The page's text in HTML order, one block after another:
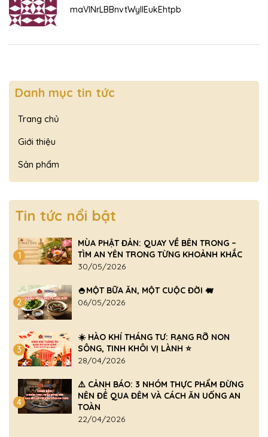
maVlNrLBBnvtWyIIEukEhtpb
Danh mục tin tức
Trang chủ
Giới thiệu
Sản phẩm
Tin tức nổi bật
1
MÙA PHẬT ĐẢN: QUAY VỀ BÊN TRONG –
TÌM AN YÊN TRONG TỪNG KHOẢNH KHẮC
30/05/2026
2
🍚MỘT BỮA ĂN, MỘT CUỘC ĐỜI 🐖
06/05/2026
3
☀️ HÀO KHÍ THÁNG TƯ: RẠNG RỠ NON
SÔNG, TINH KHÔI VỊ LÀNH ⭐
28/04/2026
4
⚠️ CẢNH BÁO: 3 NHÓM THỰC PHẨM ĐỪNG
NÊN ĐỂ QUA ĐÊM VÀ CÁCH ĂN UỐNG AN
TOÀN
22/04/2026